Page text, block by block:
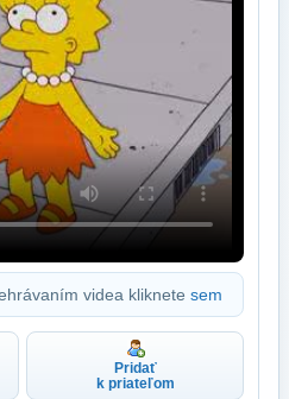
videa kliknete sem
Pridať
k priateľom